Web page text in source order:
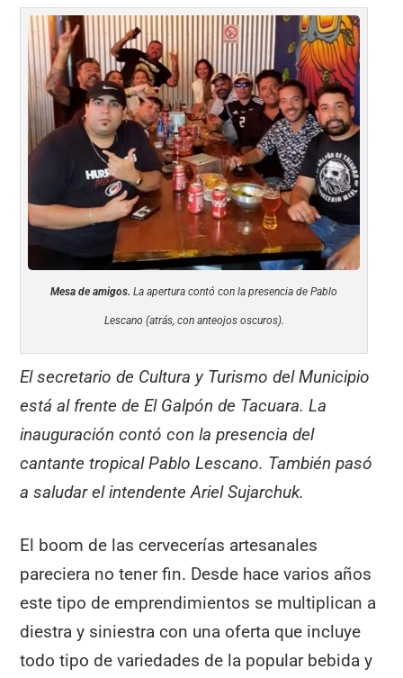
Mesa de amigos. La apertura contó con la presencia de Pablo
Lescano (atrás, con anteojos oscuros).
El secretario de Cultura y Turismo del Municipio
está al frente de El Galpón de Tacuara. La
inauguración contó con la presencia del
cantante tropical Pablo Lescano. También pasó
a saludar el intendente Ariel Sujarchuk.
El boom de las cervecerías artesanales
pareciera no tener fin. Desde hace varios años
este tipo de emprendimientos se multiplican a
diestra y siniestra con una oferta que incluye
todo tipo de variedades de la popular bebida y